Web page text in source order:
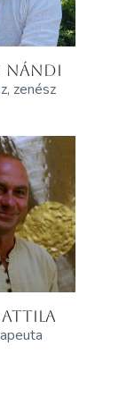
NÁNDI
zenész